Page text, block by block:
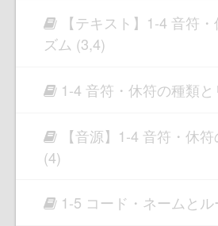
【テキスト】1-4 音符
ズム (3,4)
1-4 音符・休符の種類
【音源】1-4 音符・休
(4)
1-5 コード・ネームと